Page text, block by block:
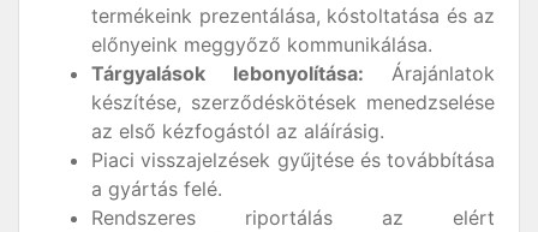
termékeink prezentálása, kóstoltatása és az
előnyeink meggyőző kommunikálása.
Tárgyalások lebonyolítása: Árajánlatok
készítése, szerződéskötések menedzselése
az első kézfogástól az aláírásig.
Piaci visszajelzések gyűjtése és továbbítása
a gyártás felé.
Rendszeres riportálás az elért